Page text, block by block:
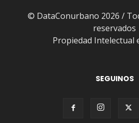
© DataConurbano 2026 /
reservados
Propiedad Intelectual
SEGUINOS